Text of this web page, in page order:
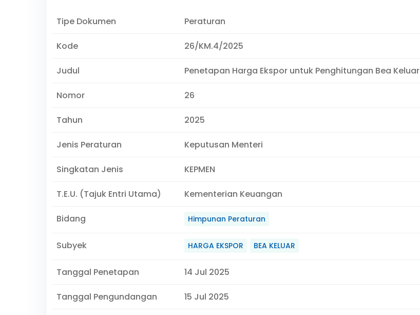
Tipe Dokumen Peraturan
Kode 26/KM.4/2025
Judul Penetapan Harga Ekspor untuk Penghitungan Bea Keluar
Nomor 26
Tahun 2025
Jenis Peraturan Keputusan Menteri
Singkatan Jenis KEPMEN
T.E.U. (Tajuk Entri Utama) Kementerian Keuangan
Bidang Himpunan Peraturan
Subyek HARGA EKSPOR BEA KELUAR
Tanggal Penetapan 14 Jul 2025
Tanggal Pengundangan 15 Jul 2025